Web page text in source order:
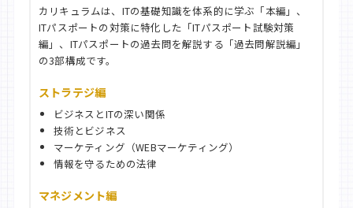
カリキュラムは、ITの基礎知識を体系的に学ぶ「本編」、
ITパスポートの対策に特化した「ITパスポート試験対策
編」、ITパスポートの過去問を解説する「過去問解説編」
の3部構成です。
ストラテジ編
ビジネスとITの深い関係
技術とビジネス
マーケティング（WEBマーケティング）
情報を守るための法律
マネジメント編